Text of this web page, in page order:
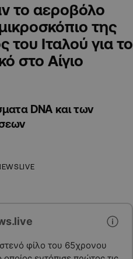
το αεροβόλο
της
του Ιταλού για το
στο Αίγιο
DNA και των
φίλο του 65χρονου